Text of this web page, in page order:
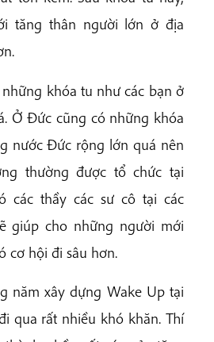
tăng thân người lớn ở địa
khóa tu như các bạn ở
Ở Đức cũng có những khóa
nước Đức rộng lớn quá nên
thường được tổ chức tại
các thầy các sư cô tại các
giúp cho những người mới
cơ hội đi sâu hơn.
năm xây dựng Wake Up tại
qua rất nhiều khó khăn. Thí